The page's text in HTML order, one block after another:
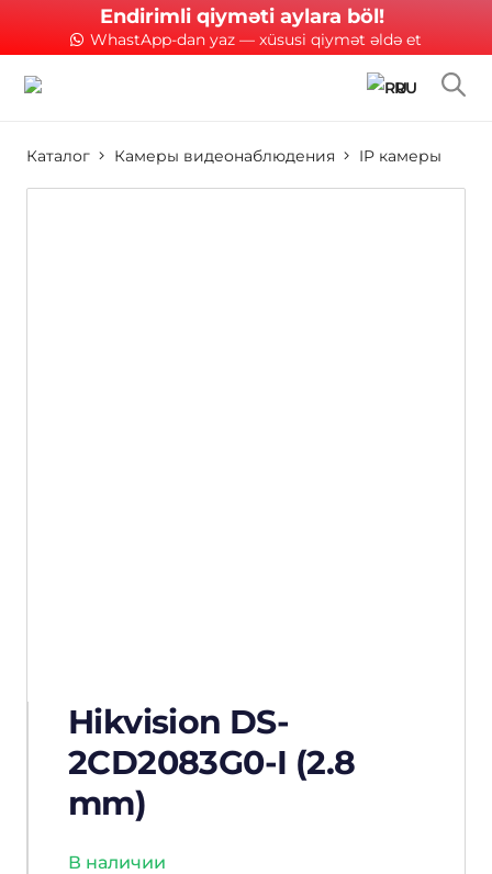
Endirimli qiyməti aylara böl!
WhastApp-dan yaz — xüsusi qiymət əldə et
RU
Каталог Камеры видеонаблюдения IP камеры
Hikvision DS-
2CD2083G0-I (2.8
mm)
В наличии